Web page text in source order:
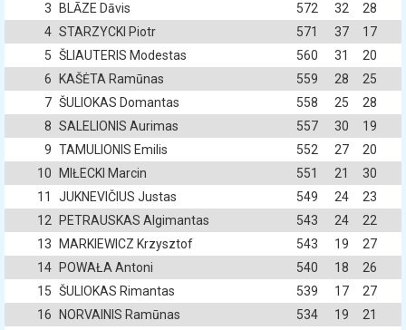
3
BLĀZE Dāvis 572 32
28
4 STARZYCKI Piotr 571 37
17
5 ŠLIAUTERIS Modestas 560 31
20
6
KAŠĖTA Ramūnas 559 28
25
7 ŠULIOKAS Domantas 558 25
28
8 SALELIONIS Aurimas 557 30
19
9 TAMULIONIS Emilis 552 27
20
10
MIŁECKI Marcin 551 21
30
11
JUKNEVIČIUS Justas 549 24
23
12
PETRAUSKAS Algimantas 543 24
22
13
MARKIEWICZ Krzysztof 543 19
27
14
POWAŁA Antoni 540 18
26
15 ŠULIOKAS Rimantas 539 17
27
16
NORVAINIS Ramūnas 534 19
21